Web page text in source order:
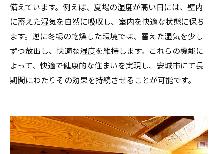
備えています。例えば、夏場の湿度が高い日には、壁内
に蓄えた湿気を自然に吸収し、室内を快適な状態に保ち
ます。逆に冬場の乾燥した環境では、蓄えた湿気を少し
ずつ放出し、快適な湿度を維持します。これらの機能に
よって、快適で健康的な住まいを実現し、安城市にて長
期間にわたりその効果を持続させることが可能です。